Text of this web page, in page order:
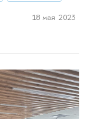
18 мая 2023